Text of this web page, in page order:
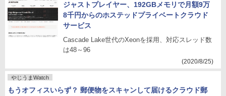
ジャストプレイヤー、192GBメモリで月額9万
8千円からのホステッドプライベートクラウド
サービス
Cascade Lake世代のXeonを採用、対応スレッド数
は48～96
(2020/8/25)
やじうまWatch
もうオフィスいらず？ 郵便物をスキャンして届けるクラウド郵